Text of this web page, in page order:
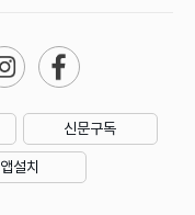
신문구독
앱설치